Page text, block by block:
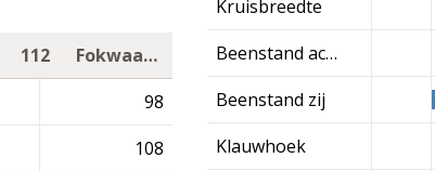
112
Fokwaarde
98
108
Kruisbreedte
Beenstand achter
Beenstand zij
Klauwhoek